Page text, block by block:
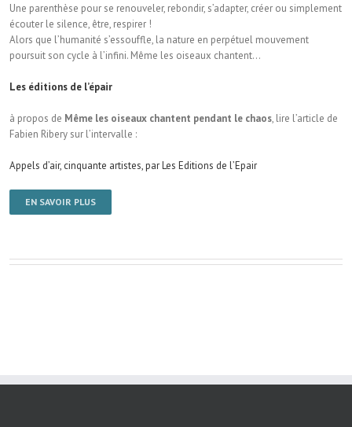
Une parenthèse pour se renouveler, rebondir, s’adapter, créer ou simplement
écouter le silence, être, respirer !
Alors que l’humanité s’essouffle, la nature en perpétuel mouvement
poursuit son cycle à l’infini. Même les oiseaux chantent…
Les éditions de l’épair
à propos de Même les oiseaux chantent pendant le chaos, lire l’article de
Fabien Ribery sur l’intervalle :
Appels d’air, cinquante artistes, par Les Editions de l’Epair
EN SAVOIR PLUS